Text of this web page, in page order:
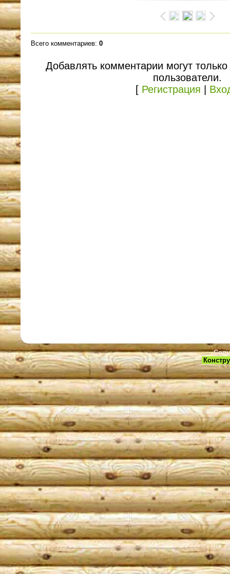
Всего комментариев: 0
Добавлять комментарии могут
пользователи.
[ Регистрация